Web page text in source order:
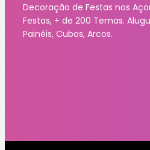
Decoração de Festas nos
Festas, + de 200 Temas.
Painéis, Cubos, Arcos.